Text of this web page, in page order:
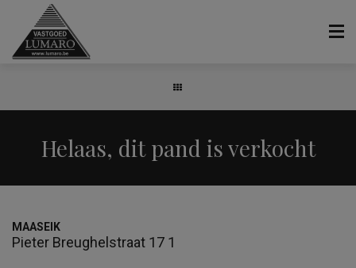
Helaas, dit pand is verkocht
MAASEIK
Pieter Breughelstraat 17 1